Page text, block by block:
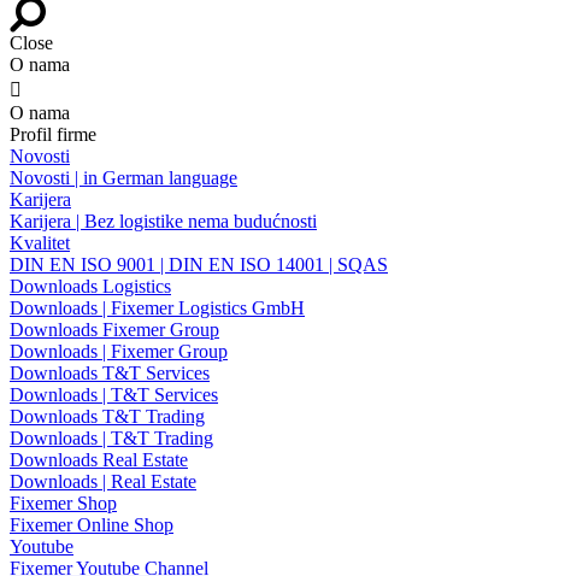
Close
O nama

O nama
Profil firme
Novosti
Novosti | in German language
Karijera
Karijera | Bez logistike nema budućnosti
Kvalitet
DIN EN ISO 9001 | DIN EN ISO 14001 | SQAS
Downloads Logistics
Downloads | Fixemer Logistics GmbH
Downloads Fixemer Group
Downloads | Fixemer Group
Downloads T&T Services
Downloads | T&T Services
Downloads T&T Trading
Downloads | T&T Trading
Downloads Real Estate
Downloads | Real Estate
Fixemer Shop
Fixemer Online Shop
Youtube
Fixemer Youtube Channel